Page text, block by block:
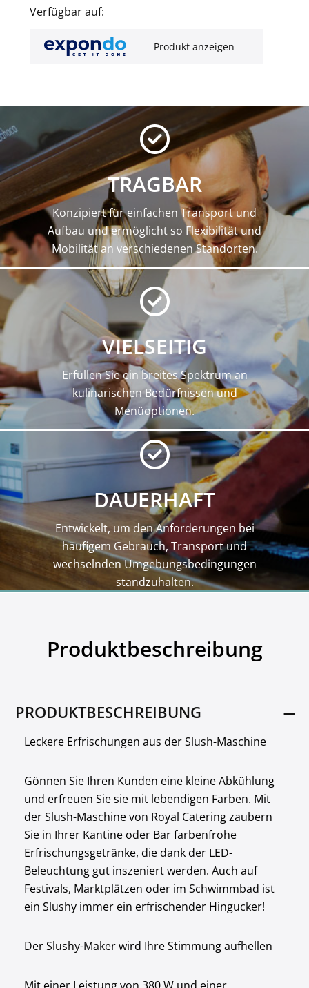
Verfügbar auf:
Produkt anzeigen
TRAGBAR
Konzipiert für einfachen Transport und
Aufbau und ermöglicht so Flexibilität und
Mobilität an verschiedenen Standorten.
VIELSEITIG
Erfüllen Sie ein breites Spektrum an
kulinarischen Bedürfnissen und
Menüoptionen.
DAUERHAFT
Entwickelt, um den Anforderungen bei
häufigem Gebrauch, Transport und
wechselnden Umgebungsbedingungen
standzuhalten.
Produktbeschreibung
PRODUKTBESCHREIBUNG
Leckere Erfrischungen aus der Slush-Maschine
Gönnen Sie Ihren Kunden eine kleine Abkühlung
und erfreuen Sie sie mit lebendigen Farben. Mit
der Slush-Maschine von Royal Catering zaubern
Sie in Ihrer Kantine oder Bar farbenfrohe
Erfrischungsgetränke, die dank der LED-
Beleuchtung gut inszeniert werden. Auch auf
Festivals, Marktplätzen oder im Schwimmbad ist
ein Slushy immer ein erfrischender Hingucker!
Der Slushy-Maker wird Ihre Stimmung aufhellen